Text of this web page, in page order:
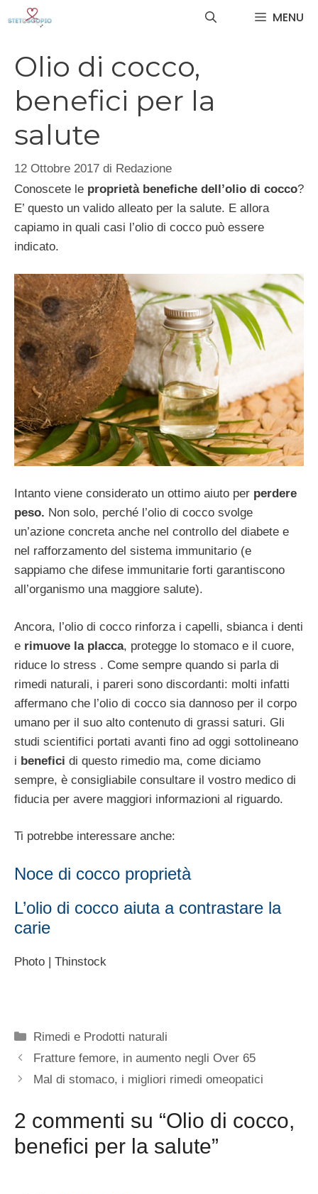
MENU
Olio di cocco,
benefici per la
salute
12 Ottobre 2017 di Redazione
Conoscete le proprietà benefiche dell’olio di cocco?
E’ questo un valido alleato per la salute. E allora
capiamo in quali casi l’olio di cocco può essere
indicato.
Intanto viene considerato un ottimo aiuto per perdere
peso. Non solo, perché l’olio di cocco svolge
un’azione concreta anche nel controllo del diabete e
nel rafforzamento del sistema immunitario (e
sappiamo che difese immunitarie forti garantiscono
all’organismo una maggiore salute).
Ancora, l’olio di cocco rinforza i capelli, sbianca i denti
e rimuove la placca, protegge lo stomaco e il cuore,
riduce lo stress . Come sempre quando si parla di
rimedi naturali, i pareri sono discordanti: molti infatti
affermano che l’olio di cocco sia dannoso per il corpo
umano per il suo alto contenuto di grassi saturi. Gli
studi scientifici portati avanti fino ad oggi sottolineano
i benefici di questo rimedio ma, come diciamo
sempre, è consigliabile consultare il vostro medico di
fiducia per avere maggiori informazioni al riguardo.
Ti potrebbe interessare anche:
Noce di cocco proprietà
L’olio di cocco aiuta a contrastare la
carie
Photo | Thinstock
Categorie
Rimedi e Prodotti naturali
Fratture femore, in aumento negli Over 65
Mal di stomaco, i migliori rimedi omeopatici
2 commenti su “Olio di cocco,
benefici per la salute”